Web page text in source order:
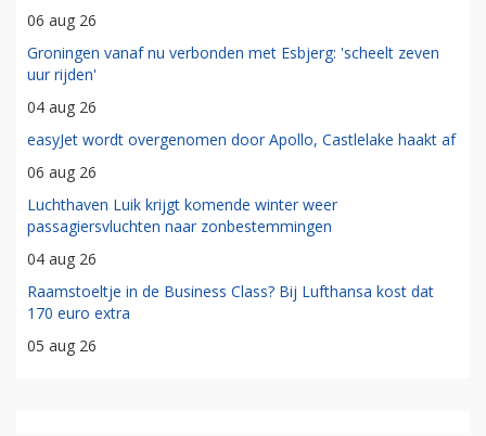
06 aug 26
Groningen vanaf nu verbonden met Esbjerg: 'scheelt zeven
uur rijden'
04 aug 26
easyJet wordt overgenomen door Apollo, Castlelake haakt af
06 aug 26
Luchthaven Luik krijgt komende winter weer
passagiersvluchten naar zonbestemmingen
04 aug 26
Raamstoeltje in de Business Class? Bij Lufthansa kost dat
170 euro extra
05 aug 26